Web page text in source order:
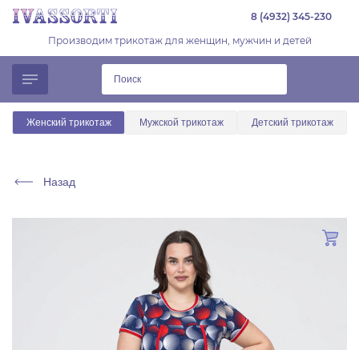
8 (4932) 345-230
Производим трикотаж для женщин, мужчин и детей
Женский трикотаж Мужской трикотаж Детский трикотаж
Назад